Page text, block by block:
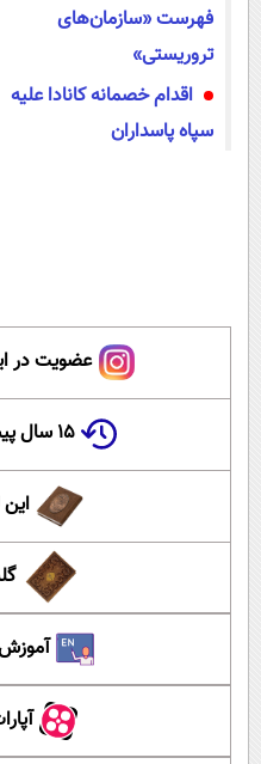
فهرست «سازمان‌های
تروریستی»
اقدام خصمانه کانادا علیه
سپاه پاسداران
عضویت در
۱۵ سال پیش در چنین روزی